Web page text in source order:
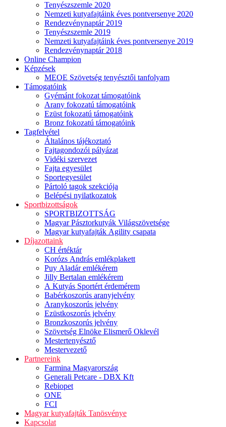
Tenyészszemle 2020
Nemzeti kutyafajtáink éves pontversenye 2020
Rendezvénynaptár 2019
Tenyészszemle 2019
Nemzeti kutyafajtáink éves pontversenye 2019
Rendezvénynaptár 2018
Online Champion
Képzések
MEOE Szövetség tenyésztői tanfolyam
Támogatóink
Gyémánt fokozat támogatóink
Arany fokozatú támogatóink
Ezüst fokozatú támogatóink
Bronz fokozatú támogatóink
Tagfelvétel
Általános tájékoztató
Fajtagondozói pályázat
Vidéki szervezet
Fajta egyesület
Sportegyesület
Pártoló tagok szekciója
Belépési nyilatkozatok
Sportbizottságok
SPORTBIZOTTSÁG
Magyar Pásztorkutyák Világszövetsége
Magyar kutyafajták Agility csapata
Díjazottaink
CH értéktár
Korózs András emlékplakett
Puy Aladár emlékérem
Jilly Bertalan emlékérem
A Kutyás Sportért érdemérem
Babérkoszorús aranyjelvény
Aranykoszorús jelvény
Ezüstkoszorús jelvény
Bronzkoszorús jelvény
Szövetség Elnöke Elismerő Oklevél
Mestertenyésztő
Mestervezető
Partnereink
Farmina Magyarország
Generali Petcare - DBX Kft
Rebiopet
ONE
FCI
Magyar kutyafajták Tanösvénye
Kapcsolat